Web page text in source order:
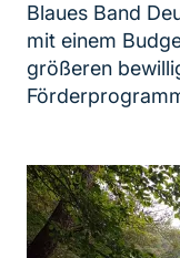
Blaues Band
mit einem
größeren